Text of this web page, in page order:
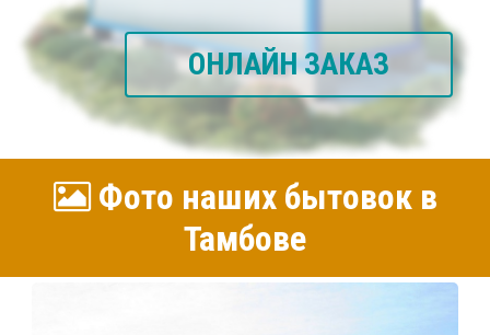
ОНЛАЙН ЗАКАЗ
Фото наших бытовок в
Тамбове